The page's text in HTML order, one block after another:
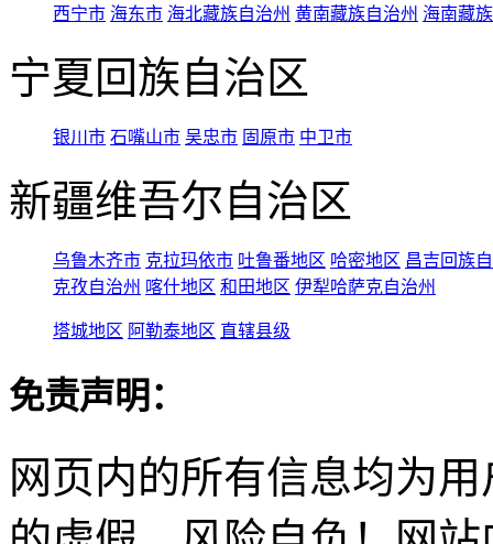
西宁市 海东市 海北藏族自治州 黄南藏族自治州 海南藏
宁夏回族自治区
银川市 石嘴山市 吴忠市 固原市 中卫市
新疆维吾尔自治区
乌鲁木齐市 克拉玛依市 吐鲁番地区 哈密地区 昌吉回族
克孜自治州 喀什地区 和田地区 伊犁哈萨克自治州
塔城地区 阿勒泰地区 直辖县级
免责声明：
网页内的所有信息均为